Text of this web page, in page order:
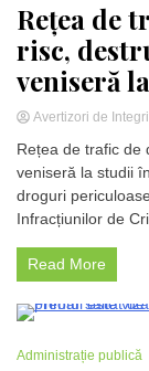
Rețea de
risc,
veniseră
Avertizori de
Rețea de trafic de
veniseră la studii
droguri
Infracțiunilor de
Read More
Administrație publică